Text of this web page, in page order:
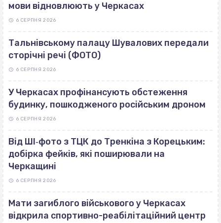
мови відновлюють у Черкасах
6 СЕРПНЯ 2026
Тальнівському палацу Шувалових передали
сторічні речі (ФОТО)
6 СЕРПНЯ 2026
У Черкасах профінансують обстеження
будинку, пошкодженого російським дроном
6 СЕРПНЯ 2026
Від ШІ‐фото з ТЦК до Тренкіна з Корецьким:
добірка фейків, які поширювали на
Черкащині
6 СЕРПНЯ 2026
Мати загиблого військового у Черкасах
відкрила спортивно-реабілітаційний центр